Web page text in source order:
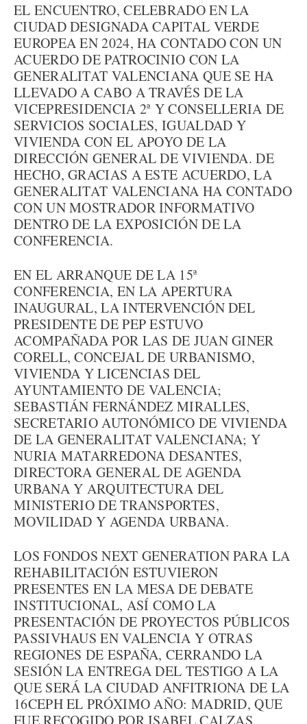
EL ENCUENTRO, CELEBRADO EN LA
CIUDAD DESIGNADA CAPITAL VERDE
EUROPEA EN 2024, HA CONTADO CON UN
ACUERDO DE PATROCINIO CON LA
GENERALITAT VALENCIANA QUE SE HA
LLEVADO A CABO A TRAVÉS DE LA
VICEPRESIDENCIA 2ª Y CONSELLERIA DE
SERVICIOS SOCIALES, IGUALDAD Y
VIVIENDA CON EL APOYO DE LA
DIRECCIÓN GENERAL DE VIVIENDA. DE
HECHO, GRACIAS A ESTE ACUERDO, LA
GENERALITAT VALENCIANA HA CONTADO
CON UN MOSTRADOR INFORMATIVO
DENTRO DE LA EXPOSICIÓN DE LA
CONFERENCIA.
EN EL ARRANQUE DE LA 15ª
CONFERENCIA, EN LA APERTURA
INAUGURAL, LA INTERVENCIÓN DEL
PRESIDENTE DE PEP ESTUVO
ACOMPAÑADA POR LAS DE JUAN GINER
CORELL, CONCEJAL DE URBANISMO,
VIVIENDA Y LICENCIAS DEL
AYUNTAMIENTO DE VALENCIA;
SEBASTIÁN FERNÁNDEZ MIRALLES,
SECRETARIO AUTONÓMICO DE VIVIENDA
DE LA GENERALITAT VALENCIANA; Y
NURIA MATARREDONA DESANTES,
DIRECTORA GENERAL DE AGENDA
URBANA Y ARQUITECTURA DEL
MINISTERIO DE TRANSPORTES,
MOVILIDAD Y AGENDA URBANA.
LOS FONDOS NEXT GENERATION PARA LA
REHABILITACIÓN ESTUVIERON
PRESENTES EN LA MESA DE DEBATE
INSTITUCIONAL, ASÍ COMO LA
PRESENTACIÓN DE PROYECTOS PÚBLICOS
PASSIVHAUS EN VALENCIA Y OTRAS
REGIONES DE ESPAÑA, CERRANDO LA
SESIÓN LA ENTREGA DEL TESTIGO A LA
QUE SERÁ LA CIUDAD ANFITRIONA DE LA
16CEPH EL PRÓXIMO AÑO: MADRID, QUE
FUE RECOGIDO POR ISABEL CALZAS